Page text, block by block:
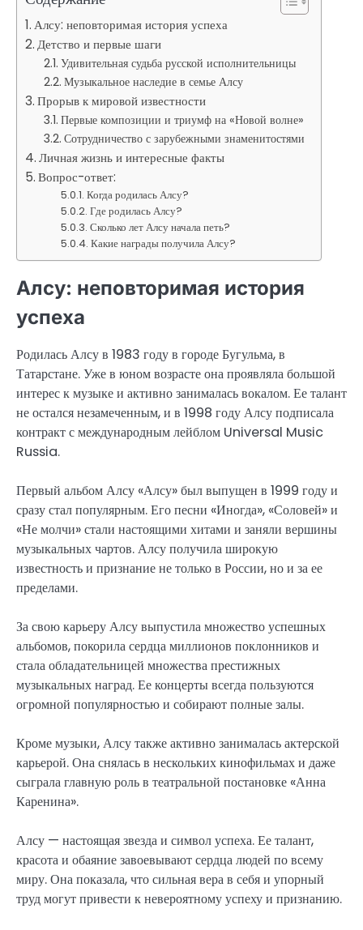
Алсу: неповторимая история успеха
Детство и первые шаги
Удивительная судьба русской исполнительницы
Музыкальное наследие в семье Алсу
Прорыв к мировой известности
Первые композиции и триумф на «Новой волне»
Сотрудничество с зарубежными знаменитостями
Личная жизнь и интересные факты
Вопрос-ответ:
Когда родилась Алсу?
Где родилась Алсу?
Сколько лет Алсу начала петь?
Какие награды получила Алсу?
Алсу: неповторимая история
успеха
Родилась Алсу в 1983 году в городе Бугульма, в
Татарстане. Уже в юном возрасте она проявляла большой
интерес к музыке и активно занималась вокалом. Ее талант
не остался незамеченным, и в 1998 году Алсу подписала
контракт с международным лейблом Universal Music
Russia.
Первый альбом Алсу «Алсу» был выпущен в 1999 году и
сразу стал популярным. Его песни «Иногда», «Соловей» и
«Не молчи» стали настоящими хитами и заняли вершины
музыкальных чартов. Алсу получила широкую
известность и признание не только в России, но и за ее
пределами.
За свою карьеру Алсу выпустила множество успешных
альбомов, покорила сердца миллионов поклонников и
стала обладательницей множества престижных
музыкальных наград. Ее концерты всегда пользуются
огромной популярностью и собирают полные залы.
Кроме музыки, Алсу также активно занималась актерской
карьерой. Она снялась в нескольких кинофильмах и даже
сыграла главную роль в театральной постановке «Анна
Каренина».
Алсу — настоящая звезда и символ успеха. Ее талант,
красота и обаяние завоевывают сердца людей по всему
миру. Она показала, что сильная вера в себя и упорный
труд могут привести к невероятному успеху и признанию.